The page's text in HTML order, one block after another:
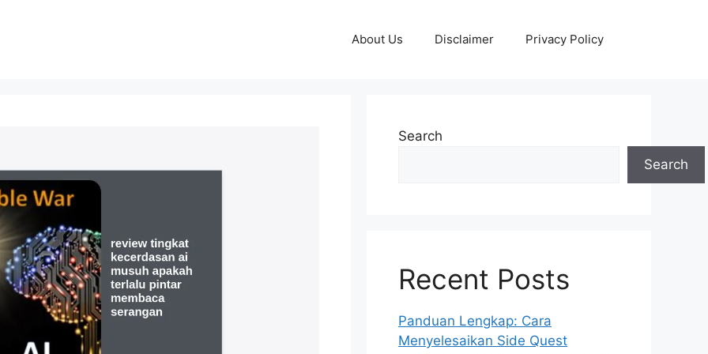
About Us Disclaimer Privacy Policy
Search
Search
Recent Posts
Panduan Lengkap: Cara
Menyelesaikan Side Quest